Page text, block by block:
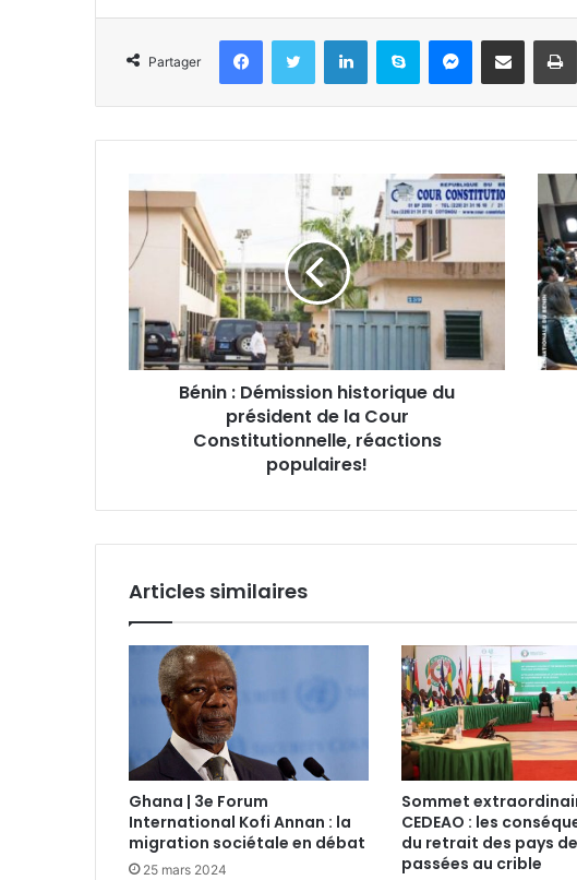
Partager
Bénin : Démission historique du
président de la Cour
Constitutionnelle, réactions
populaires!
Articles similaires
Ghana | 3e Forum
International Kofi Annan : la
migration sociétale en débat
25 mars 2024
Sommet
CEDEAO : les
du retrait des pays de
passées au crible